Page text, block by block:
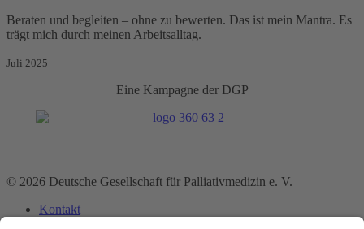
Beraten und begleiten – ohne zu bewerten. Das ist mein Mantra. Es
trägt mich durch meinen Arbeitsalltag.
Juli 2025
Eine Kampagne der DGP
© 2026 Deutsche Gesellschaft für Palliativmedizin e. V.
Kontakt